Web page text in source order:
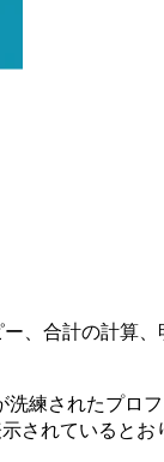
、合計の計算
練されたプロ
されているとお